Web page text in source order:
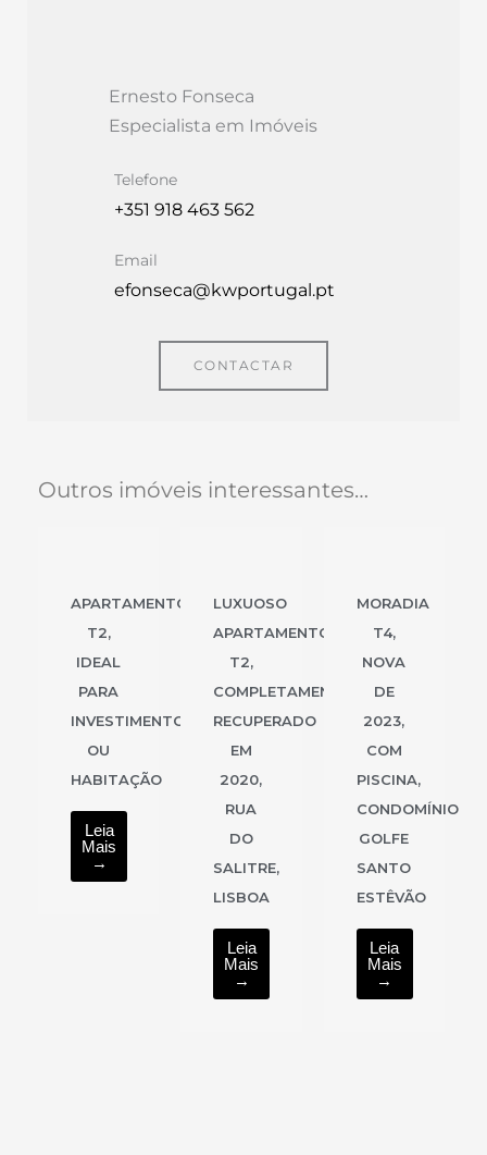
Ernesto Fonseca
Especialista em Imóveis
Telefone
+351 918 463 562
Email
efonseca@kwportugal.pt
CONTACTAR
Outros imóveis interessantes…
APARTAMENTO
T2,
IDEAL
PARA
INVESTIMENTO
OU
HABITAÇÃO
Leia
Mais
→
LUXUOSO
APARTAMENTO
T2,
COMPLETAMENTE
RECUPERADO
EM
2020,
RUA
DO
SALITRE,
LISBOA
Leia
Mais
→
MORADIA
T4,
NOVA
DE
2023,
COM
PISCINA,
CONDOMÍNIO
GOLFE
SANTO
ESTÊVÃO
Leia
Mais
→